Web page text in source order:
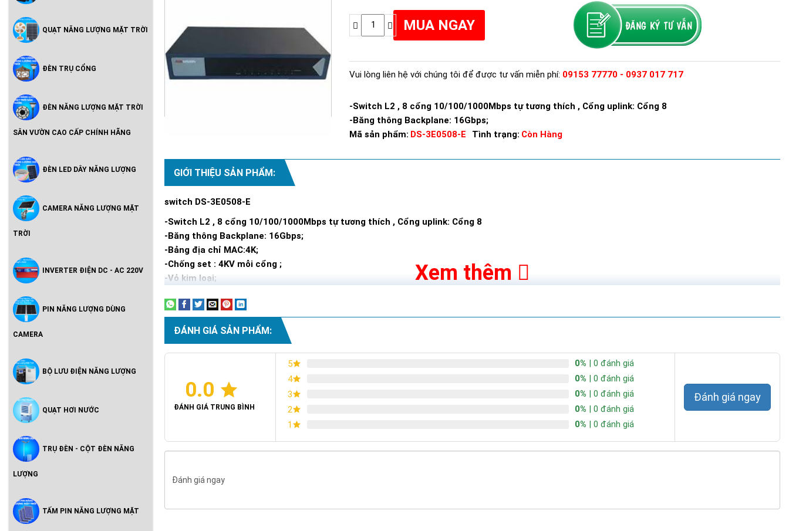
Vườn Cao Cấp Chính Hãng
Hoàng Quốc Bảo - Độ Sáng Cao,
QUẠT NĂNG LƯỢNG MẶT TRỜI
ĐÈN TRỤ CỔNG
ĐÈN NĂNG LƯỢNG MẶT TRỜI
SÂN VƯỜN CAO CẤP CHÍNH HÃNG
ĐÈN LED DÂY NĂNG LƯỢNG
CAMERA NĂNG LƯỢNG MẶT
TRỜI
INVERTER ĐIỆN DC - AC 220V
PIN NĂNG LƯỢNG DÙNG
CAMERA
BỘ LƯU ĐIỆN NĂNG LƯỢNG
QUẠT HƠI NƯỚC
TRỤ ĐÈN - CỘT ĐÈN NĂNG
LƯỢNG
TẤM PIN NĂNG LƯỢNG MẶT
Vui lòng liên hệ với chúng tôi để được tư vấn miễn phí: 09153 77770 - 0937 017 717
-Switch L2 , 8 cổng 10/100/1000Mbps tự tương thích , Cổng uplink: Cổng 8
-Băng thông Backplane: 16Gbps;
Mã sản phẩm: DS-3E0508-E Tình trạng: Còn Hàng
GIỚI THIỆU SẢN PHẨM:
switch DS-3E0508-E
-Switch L2 , 8 cổng 10/100/1000Mbps tự tương thích , Cổng uplink: Cổng 8
-Băng thông Backplane: 16Gbps;
-Bảng địa chỉ MAC:4K;
-Chống set : 4KV mỗi cổng ;
-Vỏ kim loại;
Xem thêm
ĐÁNH GIÁ SẢN PHẨM:
0.0
ĐÁNH GIÁ TRUNG BÌNH
5 0% | 0 đánh giá
4
0% | 0 đánh giá
3
0% | 0 đánh giá
2
0% | 0 đánh giá
1
0% | 0 đánh giá
Đánh giá ngay
Đánh giá ngay